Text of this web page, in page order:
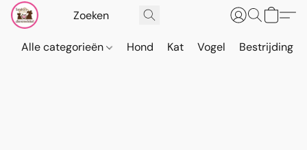
Alle categorieën Hond Kat Vogel Bestrijding